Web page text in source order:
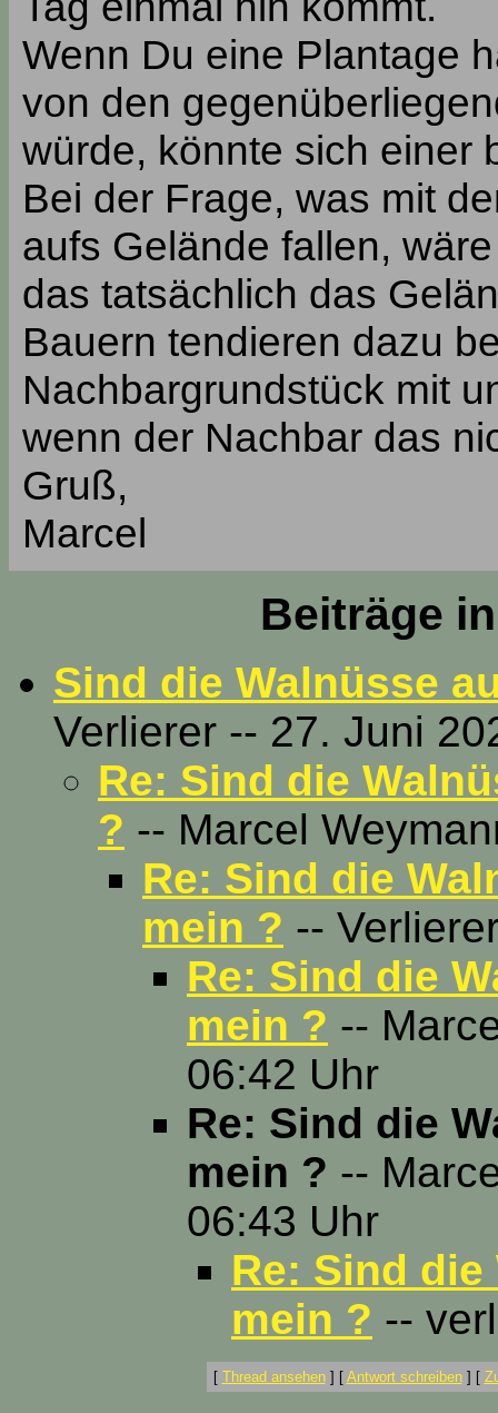
Wenn Du eine Plantage
von den
würde, könnte sich einer
Bei der Frage, was mit
aufs Gelände fallen,
das tatsächlich das
Bauern tendieren dazu
Nachbargrundstück mit
wenn der Nachbar das
Gruß,
Marcel
Beiträge
Sind die Walnüsse
Verlierer -- 27. Juni
Re: Sind die
? -- Marcel
Re: Sind die
mein ? --
Re: Sind die
mein ? --
06:42 Uhr
Re: Sind die
mein ? --
06:43 Uhr
Re: Sind
mein ? --
[ Thread ansehen] [ Antwort schreiben] [